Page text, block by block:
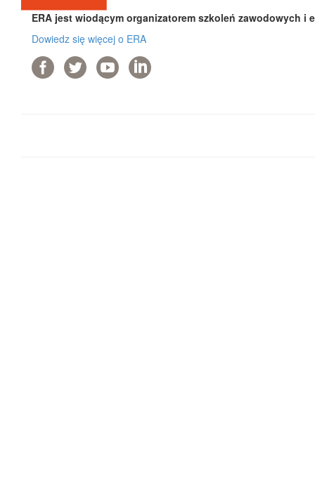
ERA jest wiodącym organizatorem szkoleń zawodowych i
Dowiedz się więcej o ERA